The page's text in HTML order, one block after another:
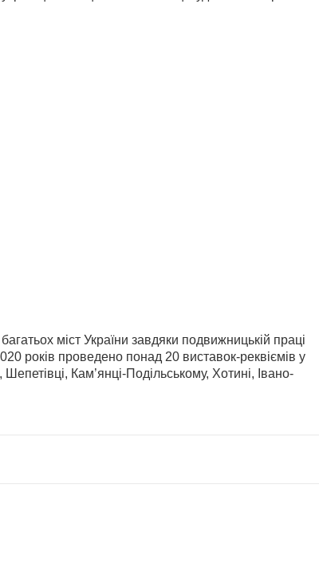
міст України завдяки подвижницькій праці
років проведено понад 20 виставок-реквіємів у
Кам’янці-Подільському, Хотині, Івано-